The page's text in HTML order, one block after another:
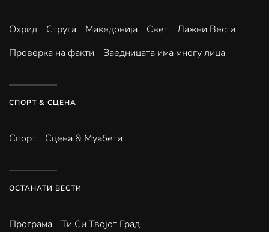
Охрид Струга Македонија Свет
Лажни Вести
Проверка на факти
Заедницата има многу лица
СПОРТ & СЦЕНА
Спорт Сцена & Муабети
ОСТАНАТИ ВЕСТИ
Програма Ти Си Твојот Град